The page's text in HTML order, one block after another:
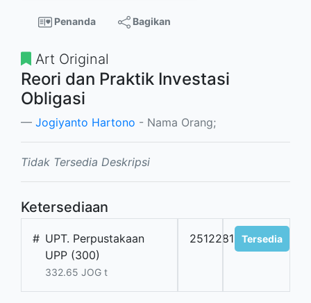
Penanda Bagikan
Art Original
Reori dan Praktik Investasi
Obligasi
Jogiyanto Hartono - Nama Orang;
Tidak Tersedia Deskripsi
Ketersediaan
# UPT. Perpustakaan
UPP (300)
332.65 JOG t
2512281 Tersedia